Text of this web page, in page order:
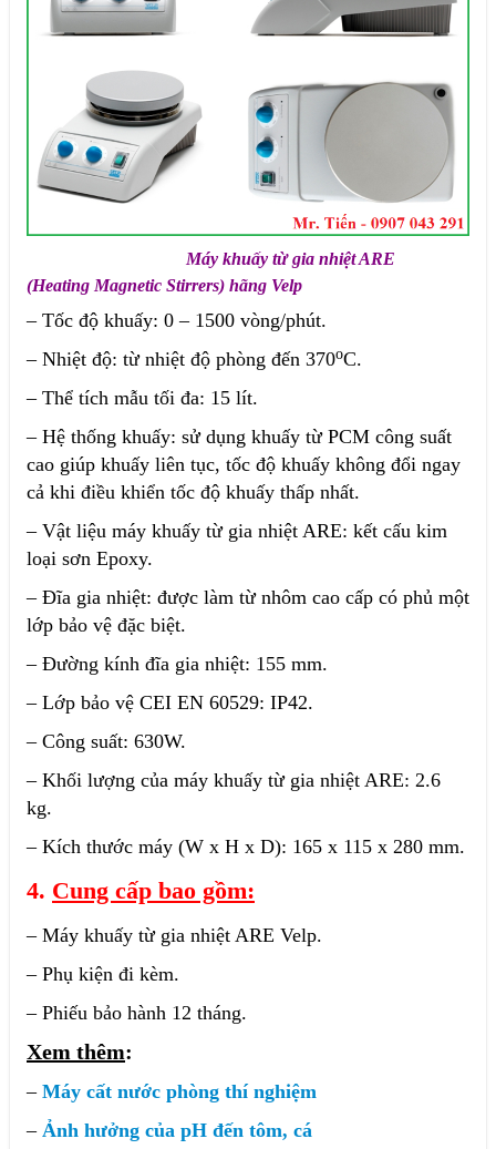
Máy khuấy từ gia nhiệt ARE
(Heating Magnetic Stirrers) hãng Velp
– Tốc độ khuấy: 0 – 1500 vòng/phút.
– Nhiệt độ: từ nhiệt độ phòng đến 370oC.
– Thể tích mẫu tối đa: 15 lít.
– Hệ thống khuấy: sử dụng khuấy từ PCM công suất
cao giúp khuấy liên tục, tốc độ khuấy không đổi ngay
cả khi điều khiển tốc độ khuấy thấp nhất.
– Vật liệu máy khuấy từ gia nhiệt ARE: kết cấu kim
loại sơn Epoxy.
– Đĩa gia nhiệt: được làm từ nhôm cao cấp có phủ một
lớp bảo vệ đặc biệt.
– Đường kính đĩa gia nhiệt: 155 mm.
– Lớp bảo vệ CEI EN 60529: IP42.
– Công suất: 630W.
– Khối lượng của máy khuấy từ gia nhiệt ARE: 2.6
kg.
– Kích thước máy (W x H x D): 165 x 115 x 280 mm.
4. Cung cấp bao gồm:
– Máy khuấy từ gia nhiệt ARE Velp.
– Phụ kiện đi kèm.
– Phiếu bảo hành 12 tháng.
Xem thêm:
– Máy cất nước phòng thí nghiệm
– Ảnh hưởng của pH đến tôm, cá